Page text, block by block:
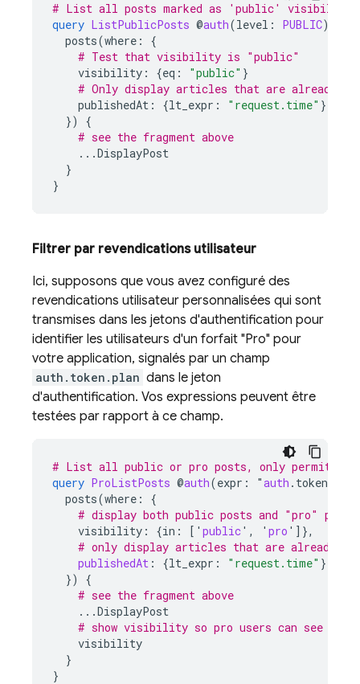
# List all posts marked as 'public' visibility
query ListPublicPosts @auth(level : PUBLIC)
posts(where :
{
# Test that visibility is "public"
visibility : {eq : "public" }
# Only display articles that are already
publishedAt : {lt_expr : "request.time" }
})
{
# see the fragment above
...DisplayPost
}
}
Filtrer par revendications utilisateur
Ici, supposons que vous avez configuré des
revendications utilisateur personnalisées qui sont
transmises dans les jetons d'authentification pour
identifier les utilisateurs d'un forfait "Pro" pour
votre application, signalés par un champ
auth.token.plan dans le jeton
d'authentification. Vos expressions peuvent être
testées par rapport à ce champ.
# List all public or pro posts, only permitted
query ProListPosts @auth(expr : "auth .token.plan
posts(where :
{
# display both public posts and "pro" posts
visibility : {in : [ ' public' , ' pro ']},
# only display articles that are already
publishedAt : {lt_expr : "request.time" },
})
{
# see the fragment above
...DisplayPost
# show visibility so pro users can see
visibility
}
}